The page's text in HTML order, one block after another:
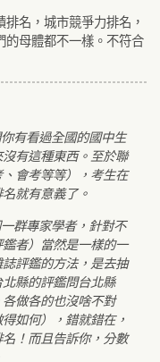
名，城市競爭力排名，
的母體都不一樣。不符合
有看過全國的國中生
沒有這種東西。至於聯
會考等等），考生在
就有意義了。
群專家學者，針對不
者）當然是一樣的一
評鑑的方法，是去抽
縣的評鑑問台北縣
做各的也沒啥不對
如何），錯就錯在，
！而且告訴你，分數